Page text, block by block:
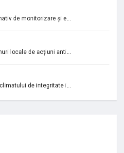
de monitorizare și e...
locale de acțiuni anti...
de integritate i...